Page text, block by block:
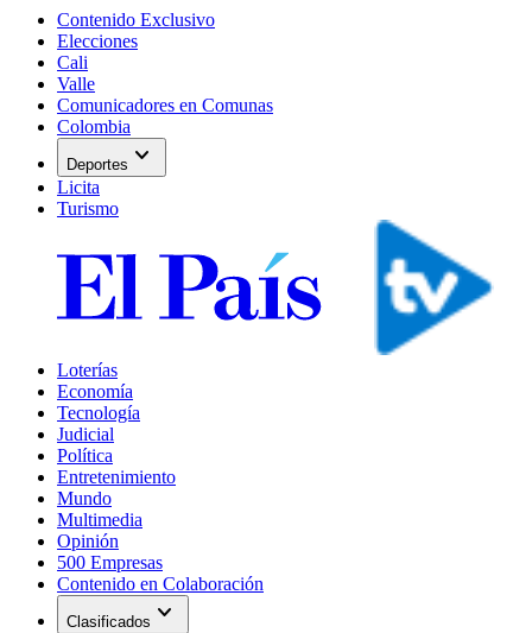
Contenido Exclusivo
Elecciones
Cali
Valle
Comunicadores en Comunas
Colombia
Deportes expand_more
Licita
Turismo
Loterías
Economía
Tecnología
Judicial
Política
Entretenimiento
Mundo
Multimedia
Opinión
500 Empresas
Contenido en Colaboración
Clasificados expand_more